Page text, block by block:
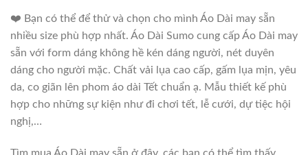
❤️ Bạn có thể để thử và chọn cho mình Áo Dài may sẵn
nhiều size phù hợp nhất. Áo Dài Sumo cung cấp Áo Dài may
sẵn với form dáng không hề kén dáng người, nét duyên
dáng cho người mặc. Chất vải lụa cao cấp, gấm lụa mịn, yêu
da, co giãn lên phom áo dài Tết chuẩn ạ. Mẫu thiết kế phù
hợp cho những sự kiện như đi chơi tết, lễ cưới, dự tiệc hội
nghị,…